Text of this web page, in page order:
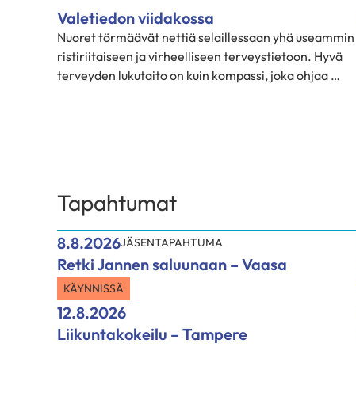
Valetiedon viidakossa
Nuoret törmäävät nettiä selaillessaan yhä useammin
ristiriitaiseen ja virheelliseen terveystietoon. Hyvä
terveyden lukutaito on kuin kompassi, joka ohjaa …
Tapahtumat
8.8.2026JÄSENTAPAHTUMA
Retki Jannen saluunaan – Vaasa
KÄYNNISSÄ
12.8.2026
Liikuntakokeilu – Tampere